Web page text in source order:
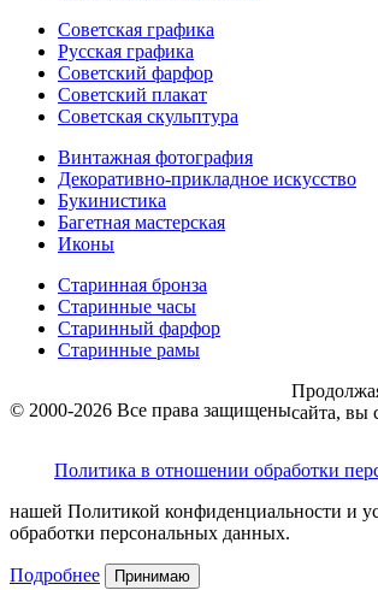
Советская графика
Русская графика
Советский фарфор
Советский плакат
Советская скульптура
Винтажная фотография
Декоративно-прикладное искусство
Букинистика
Багетная мастерская
Иконы
Старинная бронза
Старинные часы
Старинный фарфор
Старинные рамы
© 2000-2026 Все права защищены
Политика в отношении обработки
сайта, вы
нашей Политикой конфиденциальности и
обработки персональных данных.
Подробнее Принимаю